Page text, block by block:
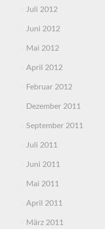
Juli 2012
Juni 2012
Mai 2012
April 2012
Februar 2012
Dezember 2011
September 2011
Juli 2011
Juni 2011
Mai 2011
April 2011
März 2011